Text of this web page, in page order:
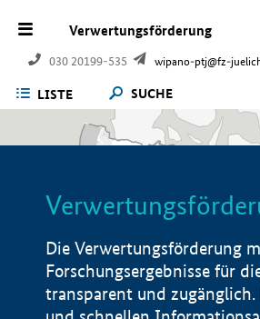
Verwertungsförderung
030 20199-535 wipano-ptj@fz-
LISTE SUCHE
Die Verwertungsförderung
Forschungsergebnisse für
transparent und